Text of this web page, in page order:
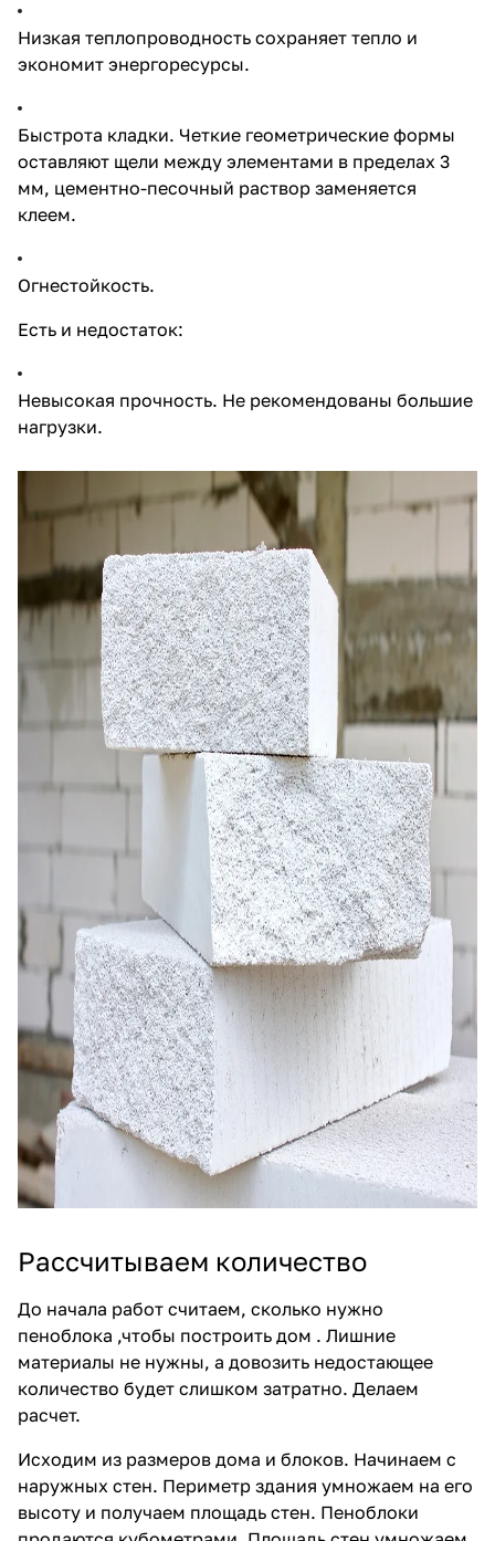
Низкая теплопроводность сохраняет тепло и
экономит энергоресурсы.
Быстрота кладки. Четкие геометрические формы
оставляют щели между элементами в пределах 3
мм, цементно-песочный раствор заменяется
клеем.
Огнестойкость.
Есть и недостаток:
Невысокая прочность. Не рекомендованы большие
нагрузки.
Рассчитываем количество
До начала работ считаем, сколько нужно
пеноблока ,чтобы построить дом . Лишние
материалы не нужны, а довозить недостающее
количество будет слишком затратно. Делаем
расчет.
Исходим из размеров дома и блоков. Начинаем с
наружных стен. Периметр здания умножаем на его
высоту и получаем площадь стен. Пеноблоки